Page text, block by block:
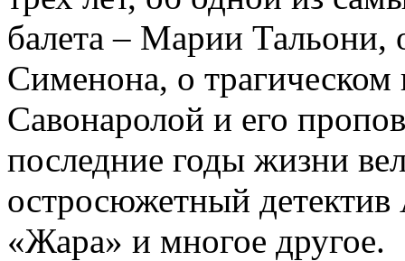
балета – Марии
Сименона, о трагическом
Савонаролой и его
последние годы жизни
остросюжетный детектив
«Жара» и многое другое.